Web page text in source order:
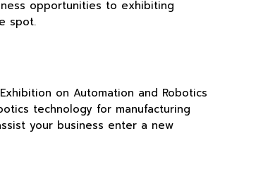
opportunities to exhibiting
spot.
on Automation and Robotics
technology for manufacturing
your business enter a new